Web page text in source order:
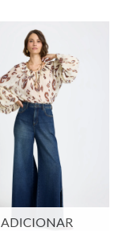
ADICIONAR